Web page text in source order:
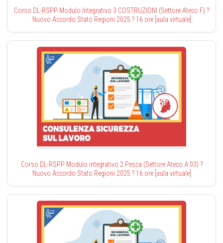
Corso DL-RSPP Modulo Integrativo 3 COSTRUZIONI (Settore Ateco F) ?
Nuovo Accordo Stato Regioni 2025 ? 16 ore [aula virtuale]
Corso DL-RSPP Modulo integrativo 2 Pesca (Settore Ateco A 03) ?
Nuovo Accordo Stato Regioni 2025 ? 16 ore [aula virtuale]